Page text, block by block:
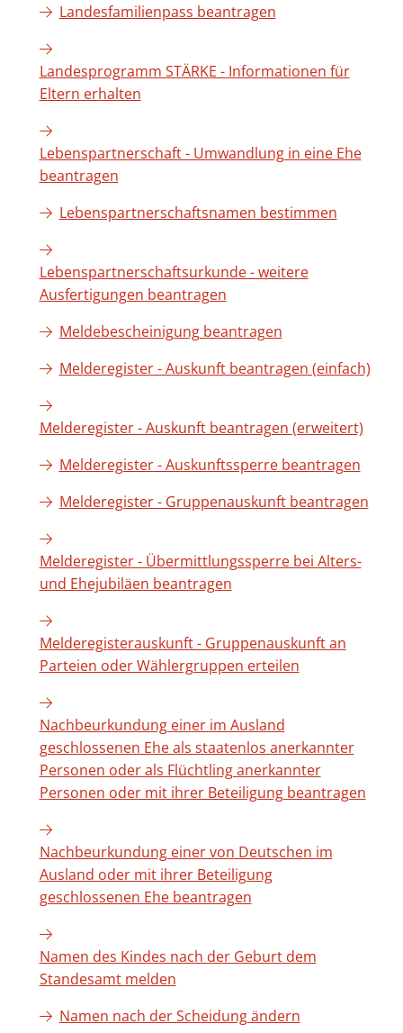
Landesfamilienpass beantragen
Landesprogramm STÄRKE - Informationen für
Eltern erhalten
Lebenspartnerschaft - Umwandlung in eine Ehe
beantragen
Lebenspartnerschaftsnamen bestimmen
Lebenspartnerschaftsurkunde - weitere
Ausfertigungen beantragen
Meldebescheinigung beantragen
Melderegister - Auskunft beantragen (einfach)
Melderegister - Auskunft beantragen (erweitert)
Melderegister - Auskunftssperre beantragen
Melderegister - Gruppenauskunft beantragen
Melderegister - Übermittlungssperre bei Alters-
und Ehejubiläen beantragen
Melderegisterauskunft - Gruppenauskunft an
Parteien oder Wählergruppen erteilen
Nachbeurkundung einer im Ausland
geschlossenen Ehe als staatenlos anerkannter
Personen oder als Flüchtling anerkannter
Personen oder mit ihrer Beteiligung beantragen
Nachbeurkundung einer von Deutschen im
Ausland oder mit ihrer Beteiligung
geschlossenen Ehe beantragen
Namen des Kindes nach der Geburt dem
Standesamt melden
Namen nach der Scheidung ändern